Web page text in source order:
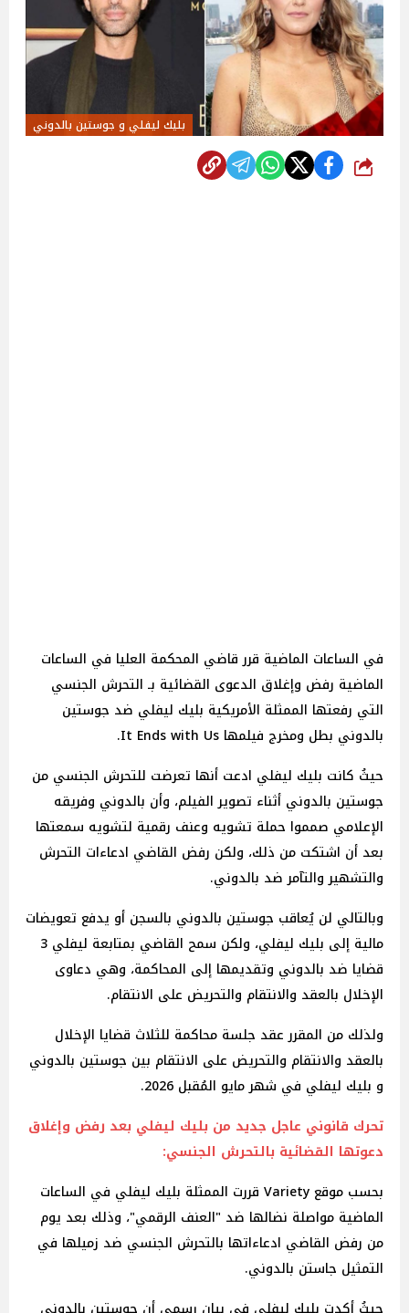
بليك ليفلي و جوستين بالدوني
شارك
في الساعات الماضية قرر قاضي المحكمة العليا في الساعات
الماضية رفض وإغلاق الدعوى القضائية بـ التحرش الجنسي
التي رفعتها الممثلة الأمريكية بليك ليفلي ضد جوستين
بالدوني بطل ومخرج فيلمها It Ends with Us.
حيثُ كانت بليك ليفلي ادعت أنها تعرضت للتحرش الجنسي من
جوستين بالدوني أثناء تصوير الفيلم، وأن بالدوني وفريقه
الإعلامي صمموا حملة تشويه وعنف رقمية لتشويه سمعتها
بعد أن اشتكت من ذلك، ولكن رفض القاضي ادعاءات التحرش
والتشهير والتآمر ضد بالدوني.
وبالتالي لن يُعاقب جوستين بالدوني بالسجن أو يدفع تعويضات
مالية إلى بليك ليفلي، ولكن سمح القاضي بمتابعة ليفلي 3
قضايا ضد بالدوني وتقديمها إلى المحاكمة، وهي دعاوى
الإخلال بالعقد والانتقام والتحريض على الانتقام.
ولذلك من المقرر عقد جلسة محاكمة للثلاث قضايا الإخلال
بالعقد والانتقام والتحريض على الانتقام بين جوستين بالدوني
و بليك ليفلي في شهر مايو المُقبل 2026.
تحرك قانوني عاجل جديد من بليك ليفلي بعد رفض وإغلاق
دعوتها القضائية بالتحرش الجنسي:
بحسب موقع Variety قررت الممثلة بليك ليفلي في الساعات
الماضية مواصلة نضالها ضد "العنف الرقمي"، وذلك بعد يوم
من رفض القاضي ادعاءاتها بالتحرش الجنسي ضد زميلها في
التمثيل جاستن بالدوني.